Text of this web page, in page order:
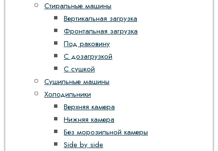
Стиральные машины
Вертикальная загрузка
Фронтальная загрузка
Под раковину
С дозагрузкой
С сушкой
Сушильные машины
Холодильники
Верхняя камера
Нижняя камера
Без морозильной камеры
Side by side